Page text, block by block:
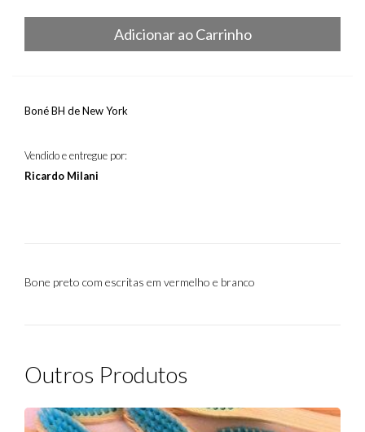
Adicionar ao Carrinho
Boné BH de New York
Vendido e entregue por:
Ricardo Milani
Bone preto com escritas em vermelho e branco
Outros Produtos